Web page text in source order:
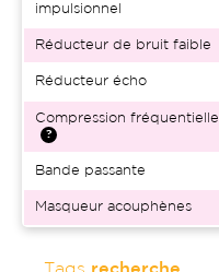
impulsionnel
Réducteur de bruit faible
Réducteur écho
Compression fréquentielle
Bande passante
Masqueur acouphènes